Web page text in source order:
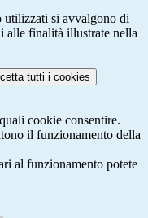
utilizzati si avvalgono di
alle finalità illustrate nella
tutti i cookies
cookie consentire.
il funzionamento della
al funzionamento potete